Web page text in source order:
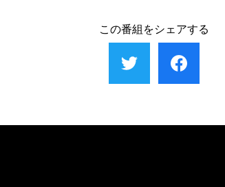
この番組をシェアする